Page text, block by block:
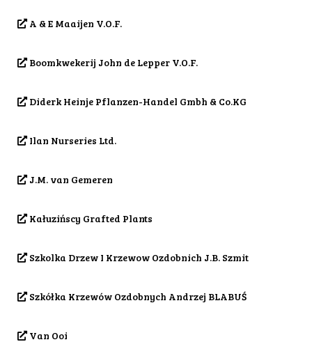
A & E Maaijen V.O.F.
Boomkwekerij John de Lepper V.O.F.
Diderk Heinje Pflanzen-Handel Gmbh & Co.KG
Ilan Nurseries Ltd.
J.M. van Gemeren
Kałuzińscy Grafted Plants
Szkolka Drzew I Krzewow Ozdobnich J.B. Szmit
Szkółka Krzewów Ozdobnych Andrzej BLABUŚ
Van Ooi